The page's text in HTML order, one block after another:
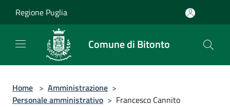
Regione Puglia
Comune di Bitonto
Home > Amministrazione >
Personale amministrativo > Francesco Cannito